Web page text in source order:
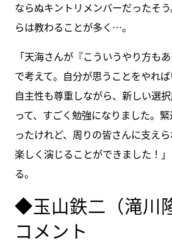
ならぬキントリメンバーだったそ
らは教わることが多く…。
「天海さんが『こういうやり方も
で考えて。自分が思うことをやれ
自主性も尊重しながら、新しい選
って、すごく勉強になりました。
ったけれど、周りの皆さんに支え
楽しく演じることができました！
る。
◆玉山鉄二（滝川
コメント